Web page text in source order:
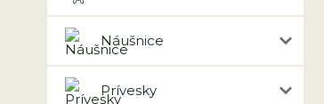
Náušnice
Prívesky